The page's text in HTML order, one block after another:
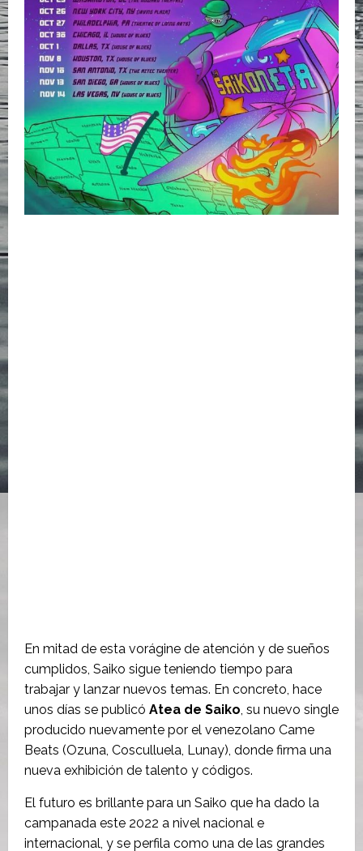
En mitad de esta vorágine de atención y de sueños
cumplidos, Saiko sigue teniendo tiempo para
trabajar y lanzar nuevos temas. En concreto, hace
unos días se publicó Atea de Saiko, su nuevo single
producido nuevamente por el venezolano Came
Beats (Ozuna, Cosculluela, Lunay), donde firma una
nueva exhibición de talento y códigos.
El futuro es brillante para un Saiko que ha dado la
campanada este 2022 a nivel nacional e
internacional, y se perfila como una de las grandes